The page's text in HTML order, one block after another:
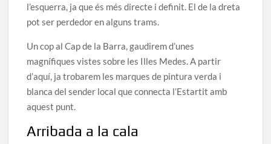
l’esquerra, ja que és més directe i definit. El de la dreta
pot ser perdedor en alguns trams.
Un cop al Cap de la Barra, gaudirem d’unes
magnífiques vistes sobre les Illes Medes. A partir
d’aquí, ja trobarem les marques de pintura verda i
blanca del sender local que connecta l’Estartit amb
aquest punt.
Arribada a la cala